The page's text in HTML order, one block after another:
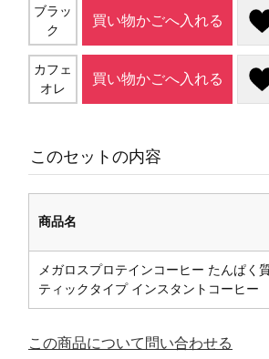
ブラッ
ク
買い物かごへ入れる
カフェ
オレ
買い物かごへ入れる
このセットの内容
商品名
メガロスプロテインコーヒー たんぱく
ティックタイプ インスタントコーヒー
この商品について問い合わせる